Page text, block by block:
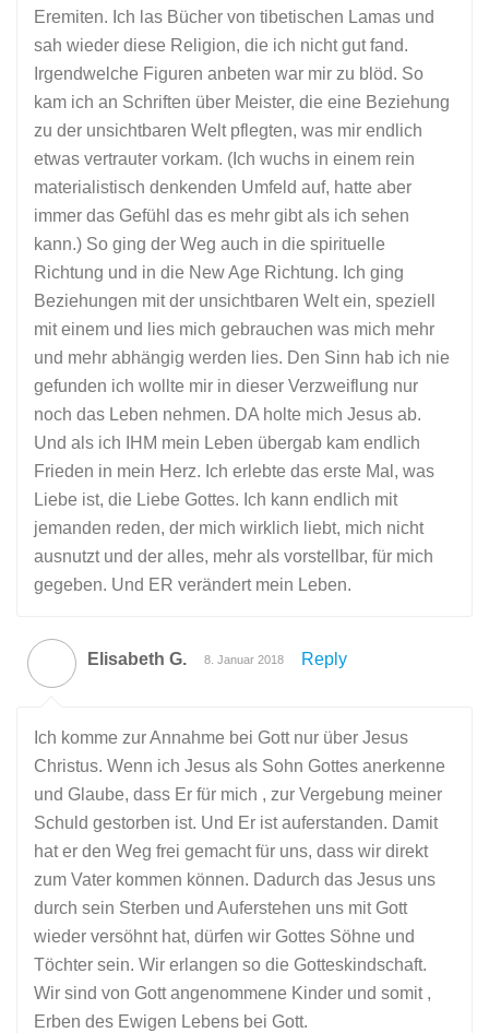
Eremiten. Ich las Bücher von tibetischen Lamas und
sah wieder diese Religion, die ich nicht gut fand.
Irgendwelche Figuren anbeten war mir zu blöd. So
kam ich an Schriften über Meister, die eine Beziehung
zu der unsichtbaren Welt pflegten, was mir endlich
etwas vertrauter vorkam. (Ich wuchs in einem rein
materialistisch denkenden Umfeld auf, hatte aber
immer das Gefühl das es mehr gibt als ich sehen
kann.) So ging der Weg auch in die spirituelle
Richtung und in die New Age Richtung. Ich ging
Beziehungen mit der unsichtbaren Welt ein, speziell
mit einem und lies mich gebrauchen was mich mehr
und mehr abhängig werden lies. Den Sinn hab ich nie
gefunden ich wollte mir in dieser Verzweiflung nur
noch das Leben nehmen. DA holte mich Jesus ab.
Und als ich IHM mein Leben übergab kam endlich
Frieden in mein Herz. Ich erlebte das erste Mal, was
Liebe ist, die Liebe Gottes. Ich kann endlich mit
jemanden reden, der mich wirklich liebt, mich nicht
ausnutzt und der alles, mehr als vorstellbar, für mich
gegeben. Und ER verändert mein Leben.
Elisabeth G. 8. Januar 2018 Reply
Ich komme zur Annahme bei Gott nur über Jesus
Christus. Wenn ich Jesus als Sohn Gottes anerkenne
und Glaube, dass Er für mich , zur Vergebung meiner
Schuld gestorben ist. Und Er ist auferstanden. Damit
hat er den Weg frei gemacht für uns, dass wir direkt
zum Vater kommen können. Dadurch das Jesus uns
durch sein Sterben und Auferstehen uns mit Gott
wieder versöhnt hat, dürfen wir Gottes Söhne und
Töchter sein. Wir erlangen so die Gotteskindschaft.
Wir sind von Gott angenommene Kinder und somit ,
Erben des Ewigen Lebens bei Gott.